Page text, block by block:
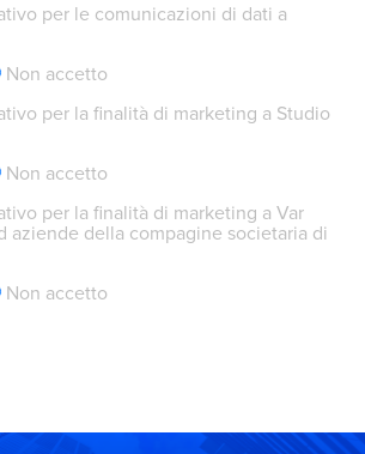
per le comunicazioni di dati a
Non accetto
per la finalità di marketing a Studio
Non accetto
per la finalità di marketing a Var
aziende della compagine societaria di
Non accetto